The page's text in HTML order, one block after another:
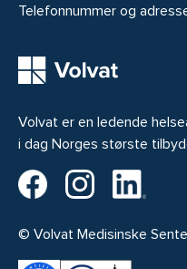
Volvat er en ledende
i dag Norges største
Volvat på Facebook
Volvat på
© Volvat Medisinske
Telefonnummer og